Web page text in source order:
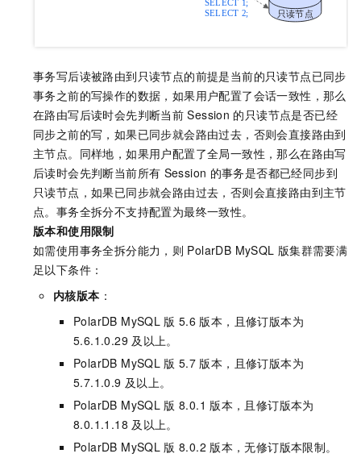
事务写后读被路由到只读节点的前提是当前的只读节点已同步
事务之前的写操作的数据，如果用户配置了会话一致性，那么
在路由写后读时会先判断当前 Session 的只读节点是否已经
同步之前的写，如果已同步就会路由过去，否则会直接路由到
主节点。同样地，如果用户配置了全局一致性，那么在路由写
后读时会先判断当前所有 Session 的事务是否都已经同步到
只读节点，如果已同步就会路由过去，否则会直接路由到主节
点。事务全拆分不支持配置为最终一致性。
版本和使用限制
如需使用事务全拆分能力，则 PolarDB MySQL 版集群需要满
足以下条件：
内核版本 ：
PolarDB MySQL 版 5.6 版本，且修订版本为
5.6.1.0.29 及以上。
PolarDB MySQL 版 5.7 版本，且修订版本为
5.7.1.0.9 及以上。
PolarDB MySQL 版 8.0.1 版本，且修订版本为
8.0.1.1.18 及以上。
PolarDB MySQL 版 8.0.2 版本，无修订版本限制。